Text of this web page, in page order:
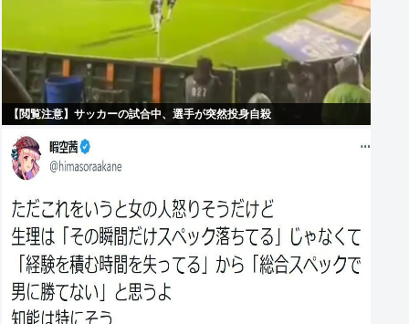
【閲覧注意】サッカーの試合中、選手が突然投身自殺